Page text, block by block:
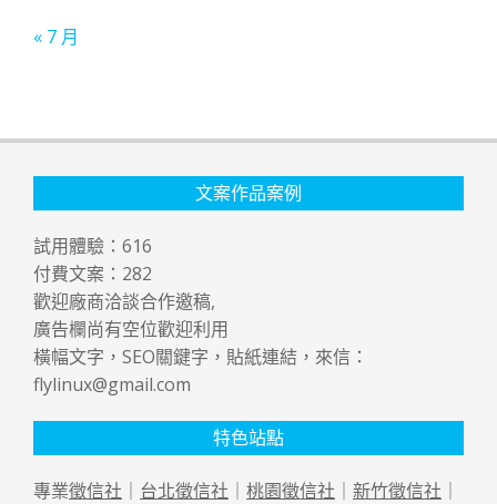
« 7 月
文案作品案例
試用體驗： 616
付費文案： 282
歡迎廠商洽談合作邀稿,
廣告欄尚有空位歡迎利用
橫幅文字，SEO關鍵字，貼紙連結，來信：
flylinux@gmail.com
特色站點
專業徵信社 ｜ 台北徵信社 ｜ 桃園徵信社 ｜ 新竹徵信社 ｜